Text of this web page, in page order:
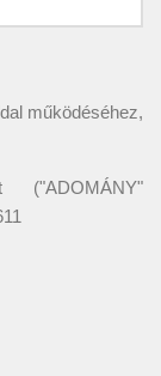
működéséhez,
("ADOMÁNY"